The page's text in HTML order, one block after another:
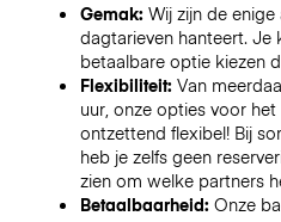
Gemak: Wij zijn de
dagtarieven hanteert. Je
betaalbare optie kiezen
Flexibiliteit: Van
uur, onze opties voor
ontzettend flexibel! Bij
heb je zelfs geen
zien om welke partners
Betaalbaarheid: Onze